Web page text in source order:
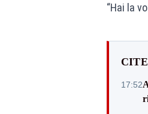
“Hai la
17:52